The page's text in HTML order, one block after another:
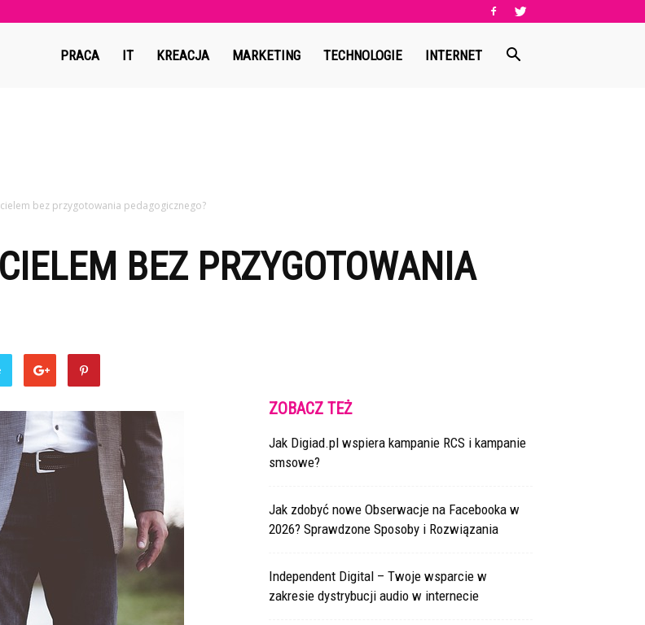
PRACA IT KREACJA MARKETING TECHNOLOGIE INTERNET
bez przygotowania pedagogicznego?
BEZ PRZYGOTOWANIA
ZOBACZ TEŻ
Jak Digiad.pl wspiera kampanie RCS i kampanie
smsowe?
Jak zdobyć nowe Obserwacje na Facebooka w
2026? Sprawdzone Sposoby i Rozwiązania
Independent Digital – Twoje wsparcie w
zakresie dystrybucji audio w internecie